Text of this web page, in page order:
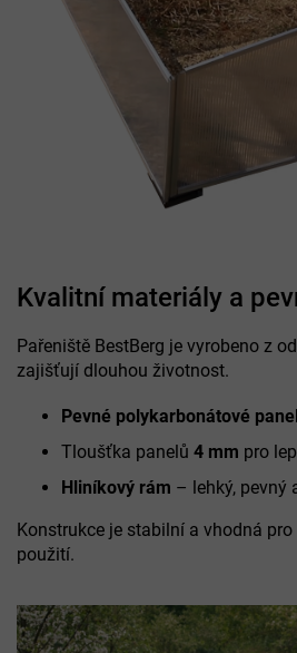
Kvalitní materiály a
Pařeniště BestBerg je vyrobeno z
zajišťují dlouhou životnost.
Pevné polykarbonátové
Tloušťka panelů 4 mm pro
Hliníkový rám – lehký, pevný
Konstrukce je stabilní a vhodná
použití.